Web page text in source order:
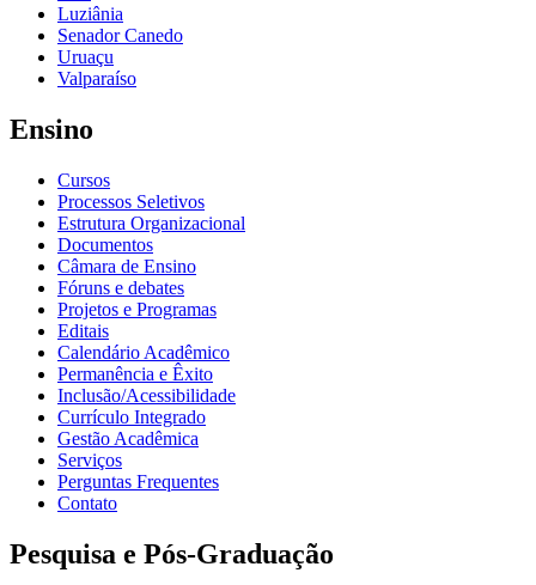
Luziânia
Senador Canedo
Uruaçu
Valparaíso
Ensino
Cursos
Processos Seletivos
Estrutura Organizacional
Documentos
Câmara de Ensino
Fóruns e debates
Projetos e Programas
Editais
Calendário Acadêmico
Permanência e Êxito
Inclusão/Acessibilidade
Currículo Integrado
Gestão Acadêmica
Serviços
Perguntas Frequentes
Contato
Pesquisa e Pós-Graduação